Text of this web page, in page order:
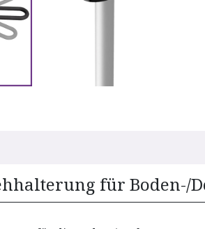
für Boden-/